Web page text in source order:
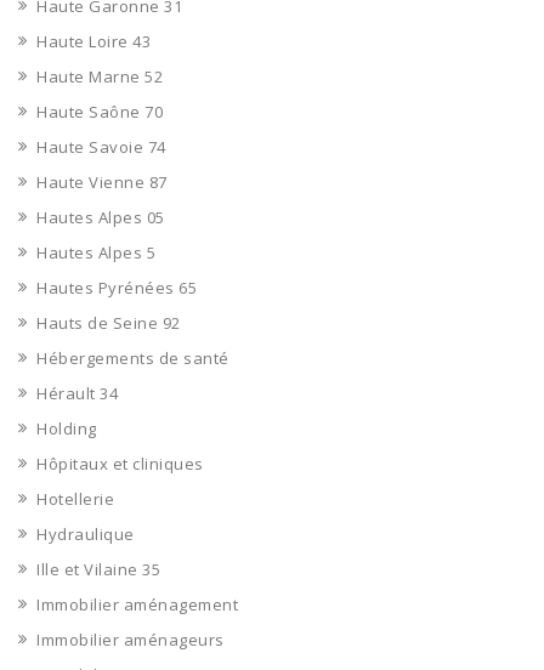
Haute Garonne 31
Haute Loire 43
Haute Marne 52
Haute Saône 70
Haute Savoie 74
Haute Vienne 87
Hautes Alpes 05
Hautes Alpes 5
Hautes Pyrénées 65
Hauts de Seine 92
Hébergements de santé
Hérault 34
Holding
Hôpitaux et cliniques
Hotellerie
Hydraulique
Ille et Vilaine 35
Immobilier aménagement
Immobilier aménageurs